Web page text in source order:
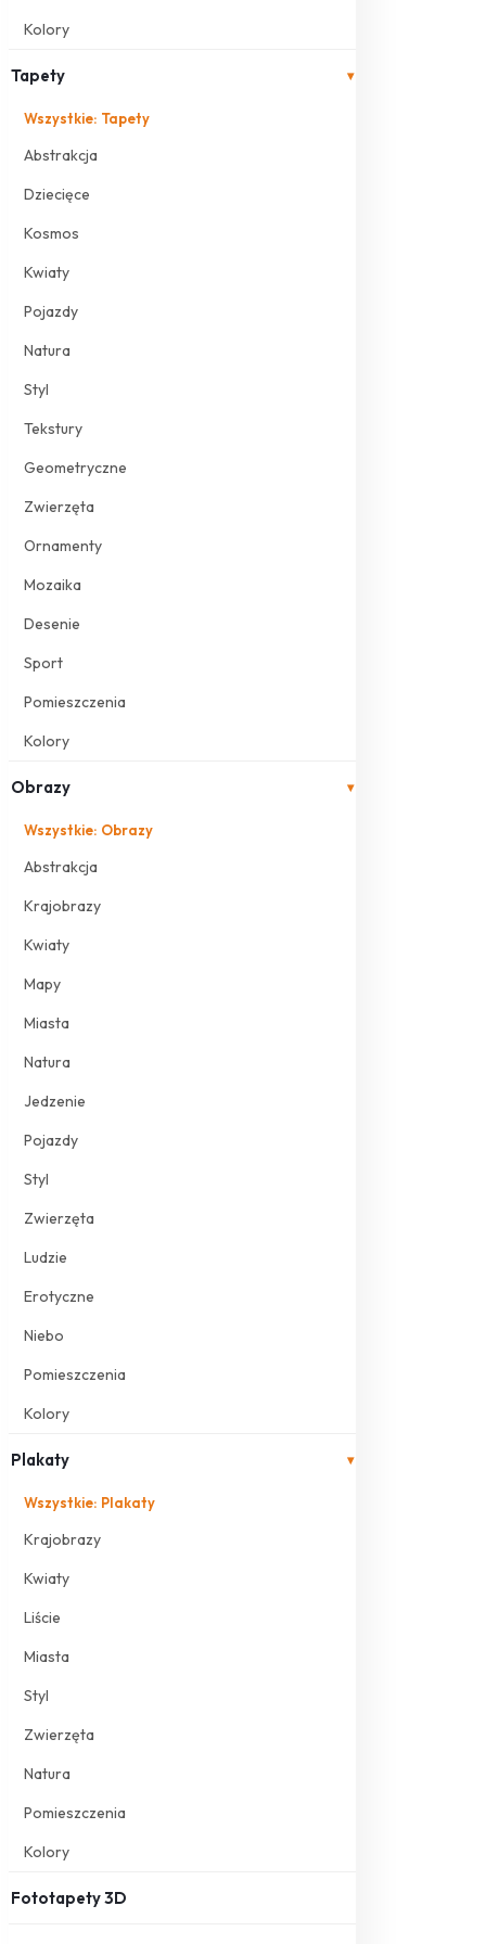
Kolory
Tapety ▾
Wszystkie: Tapety
Abstrakcja
Dziecięce
Kosmos
Kwiaty
Pojazdy
Natura
Styl
Tekstury
Geometryczne
Zwierzęta
Ornamenty
Mozaika
Desenie
Sport
Pomieszczenia
Kolory
Obrazy ▾
Wszystkie: Obrazy
Abstrakcja
Krajobrazy
Kwiaty
Mapy
Miasta
Natura
Jedzenie
Pojazdy
Styl
Zwierzęta
Ludzie
Erotyczne
Niebo
Pomieszczenia
Kolory
Plakaty ▾
Wszystkie: Plakaty
Krajobrazy
Kwiaty
Liście
Miasta
Styl
Zwierzęta
Natura
Pomieszczenia
Kolory
Fototapety 3D